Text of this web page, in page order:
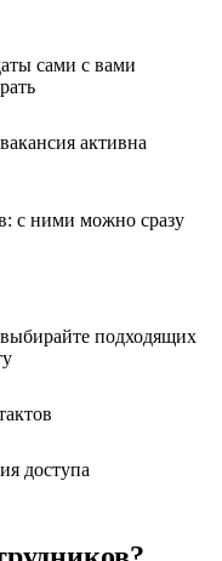
сами с вами
активна
с ними можно сразу
подходящих
доступа